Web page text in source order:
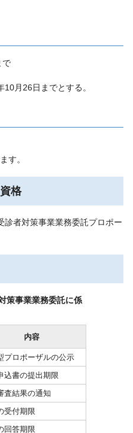
で
月26日までとする。
す。
格
診者対策事業業務委託プロポー
策事業業務委託に係
内容
プロポーザルの公示
込書の提出期限
査結果の通知
受付期限
回答期限